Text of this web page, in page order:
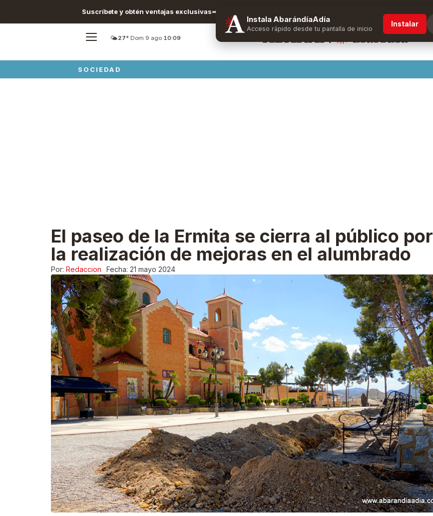
Suscríbete y obtén ventajas exclusivas
🌤️27°·Dom 9 ago·10:09
SOCIEDAD
El paseo de la Ermita se cierra al público por
la realización de mejoras en el alumbrado
Por: Redaccion Fecha: 21 mayo 2024
Instala AbarándíaAdía
Acceso rápido desde tu pantalla de inicio
Instalar